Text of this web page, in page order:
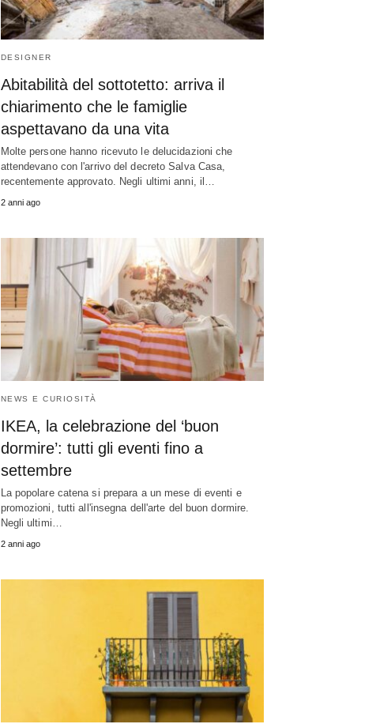
DESIGNER
Abitabilità del sottotetto: arriva il
chiarimento che le famiglie
aspettavano da una vita
Molte persone hanno ricevuto le delucidazioni che
attendevano con l'arrivo del decreto Salva Casa,
recentemente approvato. Negli ultimi anni, il…
2 anni ago
NEWS E CURIOSITÀ
IKEA, la celebrazione del ‘buon
dormire’: tutti gli eventi fino a
settembre
La popolare catena si prepara a un mese di eventi e
promozioni, tutti all'insegna dell'arte del buon dormire.
Negli ultimi…
2 anni ago